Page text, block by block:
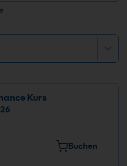
Kurs
Buchen